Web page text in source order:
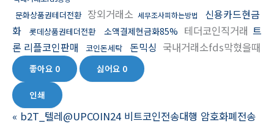
문화상품권테더전환 장외거래소 세무조사피하는방법
신용카드현금
화
롯데상품권테더전환 소액결제현금화85% 테더코인직거래 트
론 리플코인판매
코인돈세탁 돈믹싱 국내거래소fds막혔을때
좋아요 0 싫어요 0
인쇄
« b2T_텔레@UPCOIN24 비트코인전송대행 암호화폐전송